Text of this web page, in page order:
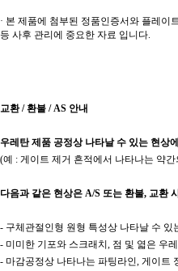
· 본 제품에 첨부된 정품인증서와 플레이
등 사후 관리에 중요한 자료 입니다.
교환 / 환불 / AS 안내
우레탄 제품 공정상 나타날 수 있는 현상
(예 : 게이트 제거 흔적에서 나타나는 약
다음과 같은 현상은 A/S 또는 환불, 교환
- 구체관절인형 원형 특성상 나타날 수 있
- 미미한 기포와 스크래치, 점 및 엷은 우
- 마감공정상 나타나는 파팅라인, 게이트